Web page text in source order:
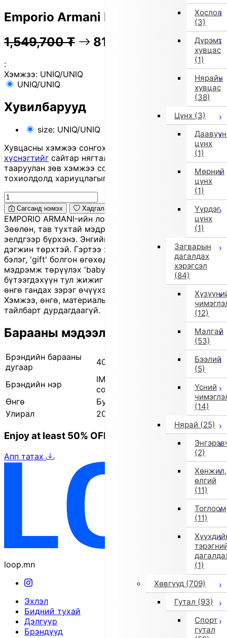
Хослол
(3)
Дүрэмт
хувцас
(1)
Нярайн
хувцас
(38)
Цүнх (3)
Даавуун
цүнх
(1)
Мөрний
цүнх
(1)
Үүрдэг
цүнх
(1)
Загварын
дагалдах
хэрэгсэл
(84)
(12)
Малгай
(53)
Бээлий
(5)
Үсний
(14)
Нярай (25)
(2)
Хөнжил,
өлгий
(11)
Тоглоом
(11)
(1)
Хөвгүүд (709)
Гутал (93)
Спорт
гутал
Emporio Armani Baby Swaddle
1,549,700 ₮ 81% OFF 309,600 ₮
:
Хэмжээ: UNIQ/UNIQ
UNIQ/UNIQ
Хувилбарууд
size: UNIQ/UNIQ
Хувцасны хэмжээ сонгохдоо
хэмжээ сонгох
хүснэгтийг сайтар нягталж, биеийн хэмжээтэйгээ
тааруулан зөв хэмжээ сонгоно уу, хувцас таарахгүй
тохиолдолд хариуцлагыг захиалагч өөрөө хүлээнэ.
Сагсанд нэмэх Хадгалах
EMPORIO ARMANI-ийн лого бүхий нярайн 'swaddle'.
Зөөлөн, тав тухтай мэдрэмжтэй бөгөөд нярайг
эелдгээр бүрхэнэ. Энгийн хэрнээ брэндэд нь тохирох
дэгжин төрхтэй. Гэртээ хэрэглэхээс гадна төрсний
бэлэг, 'gift' болгон өгөхөд тохиромжтой. Тансаг
мэдрэмж төрүүлэх 'baby item' юм. Энэ нь 'outlet'
бүтээгдэхүүн тул жижиг зураас, үрчлээ, бага зэрэг
өнгө гандах зэрэг өчүүхэн согогтой байж болно.
Хэмжээ, өнгө, материалын дэлгэрэнгүй мэдээлэл энэ
тайлбарт дурдагдаагүй.
Барааны мэдээлэл
Брэндийн барааны
дугаар
401623045 01
Брэндийн нэр
IMPORT SELECT (Импортын
сонголт)
Өнгө
Бусад (1)
Улирал
2025 оны намар/өвөл
Enjoy at least 50% OFF Tokyo fashion
Апп татах
loop.mn
Эхлэл
Бидний тухай
Дэлгүүр
Брэндүүд